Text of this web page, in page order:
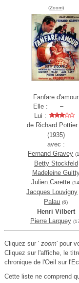
(Zoom)
Fanfare d'amour
Elle :
Lui :
de Richard Pottier
(1935)
avec :
Fernand Gravey
Betty Stockfeld
Madeleine
Julien Carette
Jacques Louvigny
Palau (6)
Henri Vilbert
Pierre Larquey
Cliquez sur ' zoom' pour
Cliquez sur l'affiche, le
chronique de l'Oeil sur
Cette liste ne comprend